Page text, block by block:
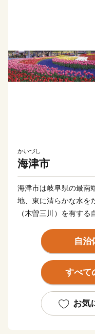
かいづし
海津市
海津市は岐阜県の最南
地、東に清らかな水を
（木曽三川）を有す
社は、県内外から多数
ットです。 本市では
心して子育てができ、
がきらめく輪でつなが
るさと海津応援寄附金
ましたご寄附は市の貴
自治
すべて
お気